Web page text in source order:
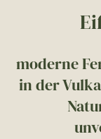
moderne
in der